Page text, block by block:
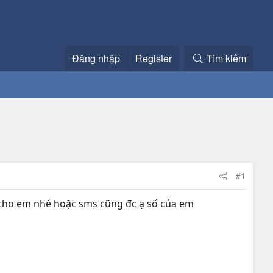
Đăng nhập Register Tìm kiếm
#1
em nhé hoặc sms cũng đc ạ số của em